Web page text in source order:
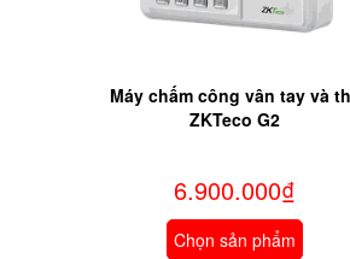
Máy chấm công vân tay và
ZKTeco G2
6.900.000₫
Chọn sản phẩm